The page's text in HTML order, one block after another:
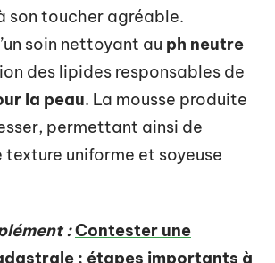
son toucher agréable.
soin nettoyant au ph neutre
des lipides responsables de
la peau. La mousse produite
permettant ainsi de
texture uniforme et soyeuse
:Contester une
: étapes importants à